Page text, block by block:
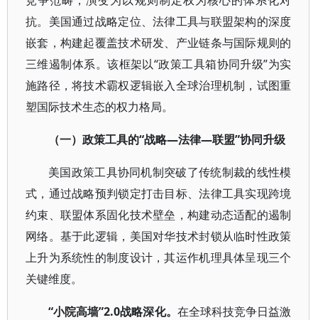
抗。美国通过战略定位、法律工具与联盟架构的深度
嵌套，构建起覆盖技术研发、产业链条与国际规则的
三维遏制体系。该框架以“政策工具箱协同升级”为实
施路径，将技术霸权逻辑嵌入全球治理机制，试图重
塑国际技术生态的权力格局。
（一）政策工具的“战略—法律—联盟”协同升级
美国政策工具协同机制突破了传统制裁的线性模
式，通过战略预判锁定打击目标、法律工具实现跨境
约束、联盟体系固化技术壁垒，构建动态适配的遏制
网络。基于此逻辑，美国对华技术封锁从临时性政策
上升为系统性的制度设计，其运作机理具体呈现三个
关键维度。
“小院高墙”2.0战略深化。 在全球科技竞争日益激